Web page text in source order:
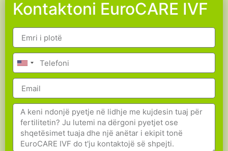
Kontaktoni EuroCARE IVF